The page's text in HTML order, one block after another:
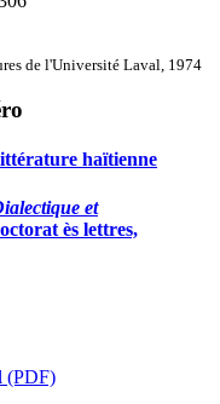
de l'Université Laval, 1974
haïtienne
et
ès lettres,
(PDF)